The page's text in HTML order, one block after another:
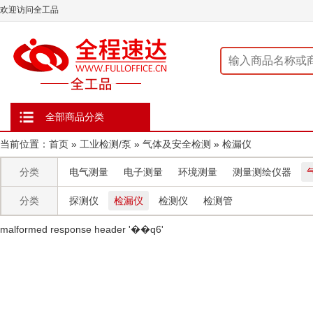
欢迎访问全工品
全部商品分类
当前位置： 首页 » 工业检测/泵 » 气体及安全检测 » 检漏仪
分类 电气测量 电子测量 环境测量 测量测绘仪器
分类 探测仪 检漏仪 检测仪 检测管
malformed response header ' ��q6'